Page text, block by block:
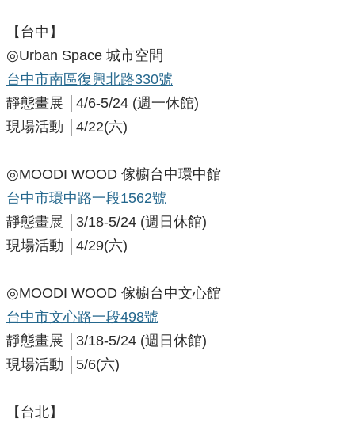
【台中】
​◎Urban Space 城市空間
台中市南區復興北路330號
​​靜態畫展
4/6-5/24 (週一休館)
現場活動 │4/22(六)
​◎MOODI WOOD 傢櫥台中環中館
台中市環中路一段1562號
靜態畫展 │3/18-5/24 (週日休館)
現場活動 │4/29(六)
◎MOODI WOOD 傢櫥台中文心館
台中市文心路一段498號
​靜態畫展 │3/18-5/24 (週日休館)
現場活動 │5/6(六)
【台北】